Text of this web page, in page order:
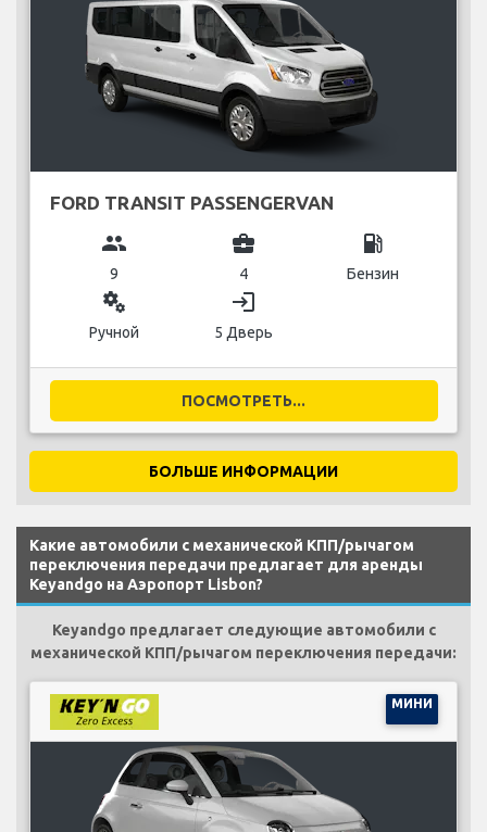
FORD TRANSIT PASSENGERVAN
group
9
business_center
4
local_gas_station
Бензин
miscellaneous_services
Ручной
login
5 Дверь
ПОСМОТРЕТЬ...
БОЛЬШЕ ИНФОРМАЦИИ
Какие автомобили с механической КПП/рычагом
переключения передачи предлагает для аренды
Keyandgo на Аэропорт Lisbon?
Keyandgo предлагает следующие автомобили с
механической КПП/рычагом переключения передачи:
МИНИ